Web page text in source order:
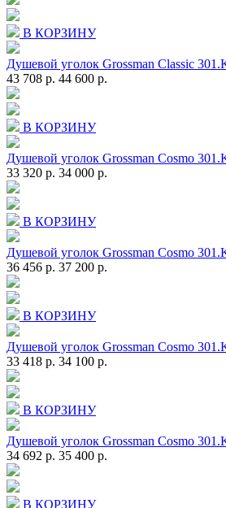
В КОРЗИНУ
Душевой уголок Grossman Classic
43 708 р. 44 600 р.
В КОРЗИНУ
Душевой уголок Grossman Cosmo
33 320 р. 34 000 р.
В КОРЗИНУ
Душевой уголок Grossman Cosmo
36 456 р. 37 200 р.
В КОРЗИНУ
Душевой уголок Grossman Cosmo
33 418 р. 34 100 р.
В КОРЗИНУ
Душевой уголок Grossman Cosmo
34 692 р. 35 400 р.
В КОРЗИНУ